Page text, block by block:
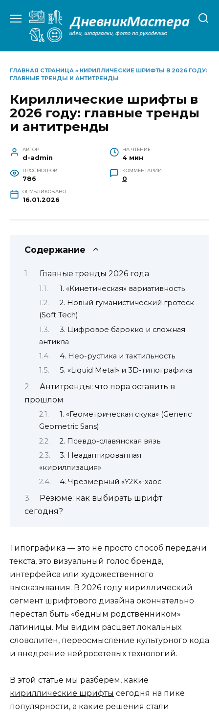
содержанию
ГЛАВНАЯ СТРАНИЦА » КИРИЛЛИЧЕСКИЕ ШРИФТЫ В 2026 ГОДУ:
ГЛАВНЫЕ ТРЕНДЫ И АНТИТРЕНДЫ
Кириллические шрифты в
2026 году: главные тренды
и антитренды
АВТОР
d-admin
НА ЧТЕНИЕ
4 мин
ПРОСМОТРОВ
786
КОММЕНТАРИИ
0
ОПУБЛИКОВАНО
16.01.2026
Содержание
Главные тренды 2026 года
1. «Кинетическая» вариативность
2. Новый гуманистический гротеск
(Soft Tech)
3. Цифровое барокко и сложная
антиква
4. Нео-рустика и тактильность
5. «Liquid Metal» и 3D-типографика
Антитренды: что пора оставить в
прошлом
1. «Геометрическая скука» (Generic
Geometric Sans)
2. Псевдо-славянская вязь
3. Неадаптированная
«кириллизация»
4. Чрезмерный «Y2K»-хаос
Резюме: как выбирать шрифт
сегодня?
Типографика — это не просто способ передачи
текста, это визуальный голос бренда,
интерфейса или художественного
высказывания. В 2026 году кириллический
сегмент шрифтового дизайна окончательно
перестал быть «бедным родственником»
латиницы. Мы видим расцвет локальных
словолитен, переосмысление культурного кода
и внедрение нейросетевых технологий.
В этой статье мы разберем, какие
кириллические шрифты сегодня на пике
популярности, а какие решения стали